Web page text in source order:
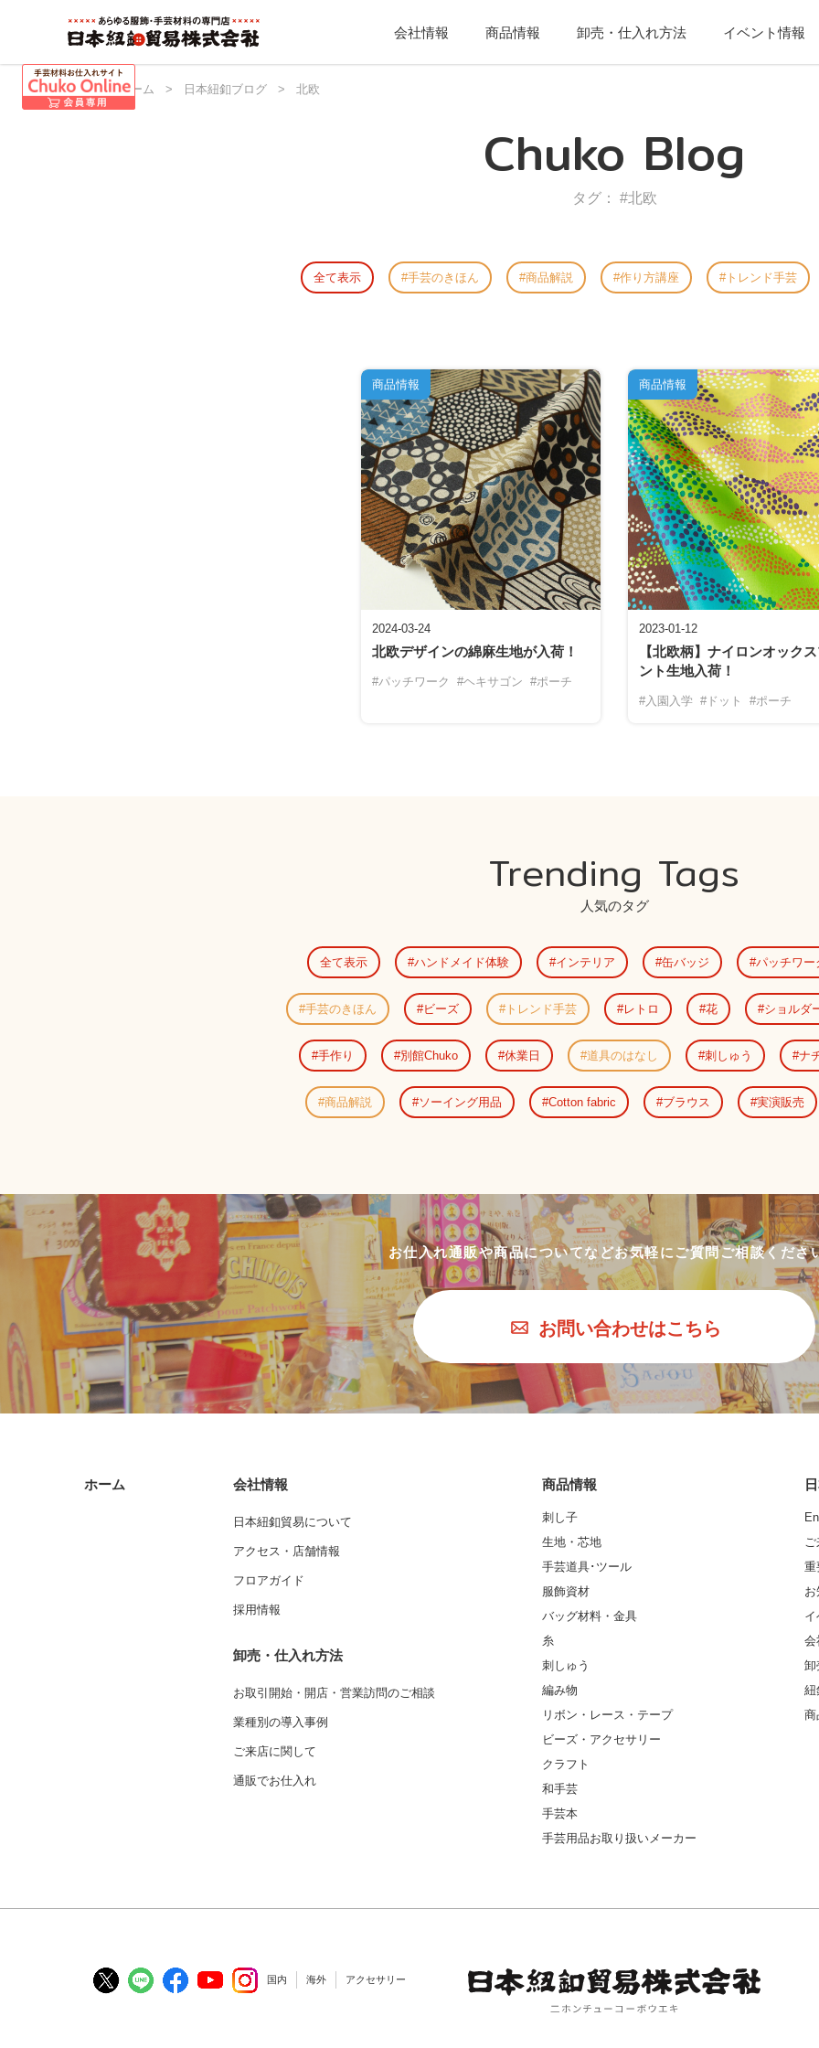
会社情報 商品情報 卸売・仕入れ方法 イベント情報
日本紐釦 ホーム > 日本紐釦ブログ > 北欧
Chuko Blog
タグ： #北欧
全て表示 手芸のきほん 商品解説 作り方講座 トレンド手芸
2024-03-24
北欧デザインの綿麻生地が入荷！
#パッチワーク #ヘキサゴン #ポーチ
商品情報
2023-01-12
【北欧柄】ナイロンオック
ント生地入荷！
#入園入学 #ドット #ポーチ
商品情報
Trending Tags
人気のタグ
全て表示 ハンドメイド体験 インテリア 缶バッジ パッチワー
手芸のきほん ビーズ トレンド手芸 レトロ 花 ショルダ
手作り 別館Chuko 休業日 道具のはなし 刺しゅう ナ
商品解説 ソーイング用品 Cotton fabric ブラウス 実演販売
お仕入れ通販や商品についてなどお気軽にご質問ご相談くださ
お問い合わせはこちら
ホーム 会社情報
日本紐釦貿易について
アクセス・店舗情報
フロアガイド
採用情報
卸売・仕入れ方法
お取引開始・開店・営業訪問のご相談
業種別の導入事例
ご来店に関して
通販でお仕入れ
商品情報
刺し子
生地・芯地
手芸道具･ツール
服飾資材
バッグ材料・金具
糸
刺しゅう
編み物
リボン・レース・テープ
ビーズ・アクセサリー
クラフト
和手芸
手芸本
手芸用品お取り扱いメーカー
重
お
会
卸
紐
商
国内 海外 アクセサリー